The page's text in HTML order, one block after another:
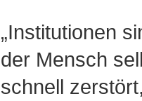
„Institutionen
der Mensch
schnell